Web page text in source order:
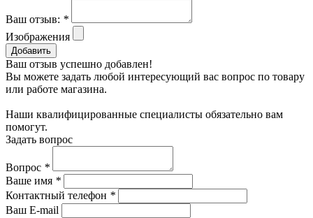
Ваш отзыв: *
Изображения
Добавить
Ваш отзыв успешно добавлен!
Вы можете задать любой интересующий вас вопрос по товару
или работе магазина.
Наши квалифицированные специалисты обязательно вам
помогут.
Задать вопрос
Вопрос *
Ваше имя *
Контактный телефон *
Ваш E-mail